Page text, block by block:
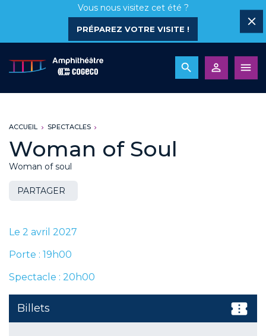
Vous nous visitez cet été ?
PRÉPAREZ VOTRE VISITE !
ACCUEIL SPECTACLES
Woman of Soul
Woman of soul
PARTAGER
Le 2 avril 2027
Porte : 19h00
Spectacle : 20h00
Billets